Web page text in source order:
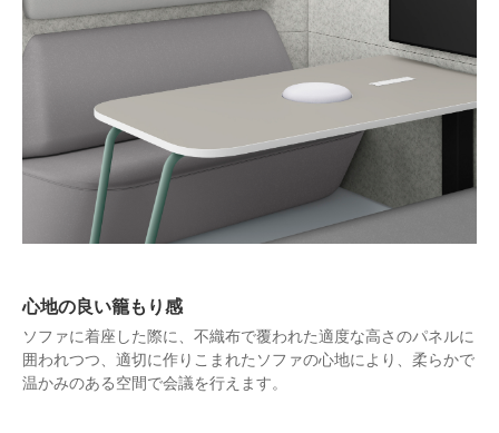
心地の良い籠もり感
ソファに着座した際に、不織布で覆われた適度な高さのパネルに
囲われつつ、適切に作りこまれたソファの心地により、柔らかで
温かみのある空間で会議を行えます。